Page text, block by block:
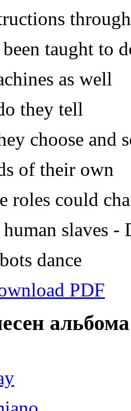
through
taught to
as well
they tell
choose and
of their own
roles could
slaves -
dance
PDF